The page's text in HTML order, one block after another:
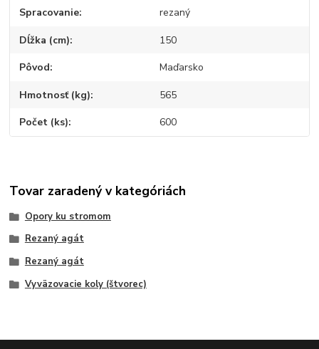
Spracovanie rezaný
Dĺžka (cm) 150
Pôvod Maďarsko
Hmotnosť (kg) 565
Počet (ks) 600
Tovar zaradený v kategóriách
Opory ku stromom
Rezaný agát
Rezaný agát
Vyväzovacie koly (štvorec)